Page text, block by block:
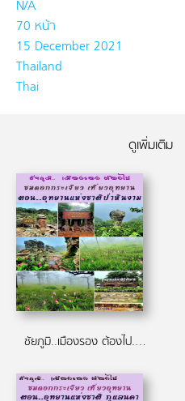
N/A
70 หน้า
15 December 2021
Thailand
Thai
ดูเพิ่มเติม
ชัยภูมิ..เมืองรอง ต้องไป.. ชมดอกกระเจียว เที่ยวอุทยาน ตอน อุทยานแห่งชาติป่าหินงาม